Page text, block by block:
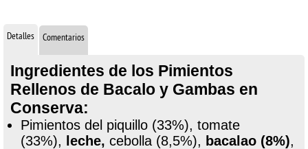
Detalles Comentarios
Ingredientes de los Pimientos
Rellenos de Bacalo y Gambas en
Conserva:
Pimientos del piquillo (33%), tomate
(33%),
leche, cebolla (8,5%), bacalao (8%),